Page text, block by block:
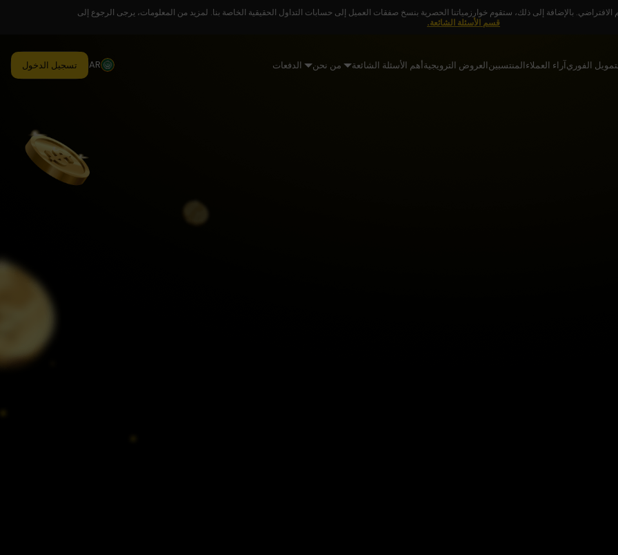
بالإضافة إلى ذلك، ستقوم خوارزمياتنا الحصرية بنسخ صفقات العميل إلى حسابات التداول الحقيقية الخاصة بنا. لمزيد من المعلومات، يرجى الرجوع إلى
قسم الأسئلة الشائعة.
الفوريآراء العملاءالمنتسبينالعروض الترويجيةأهم الأسئلة الشائعة من نحن الدفعات AR تسجيل الدخول